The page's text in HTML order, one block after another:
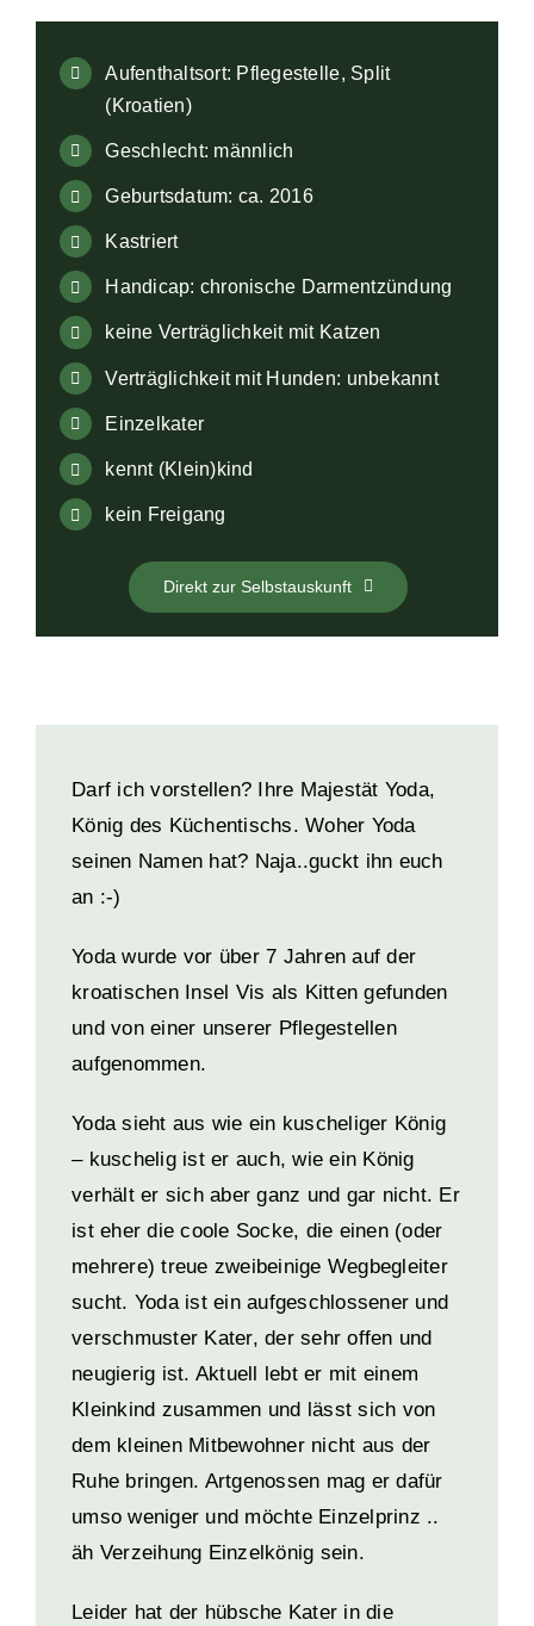
Aufenthaltsort: Pflegestelle, Split
(Kroatien)
Geschlecht: männlich
Geburtsdatum: ca. 2016
Kastriert
Handicap: chronische Darmentzündung
keine Verträglichkeit mit Katzen
Verträglichkeit mit Hunden: unbekannt
Einzelkater
kennt (Klein)kind
kein Freigang
Direkt zur Selbstauskunft
Darf ich vorstellen? Ihre Majestät Yoda,
König des Küchentischs. Woher Yoda
seinen Namen hat? Naja..guckt ihn euch
an :-)
Yoda wurde vor über 7 Jahren auf der
kroatischen Insel Vis als Kitten gefunden
und von einer unserer Pflegestellen
aufgenommen.
Yoda sieht aus wie ein kuscheliger König
– kuschelig ist er auch, wie ein König
verhält er sich aber ganz und gar nicht. Er
ist eher die coole Socke, die einen (oder
mehrere) treue zweibeinige Wegbegleiter
sucht. Yoda ist ein aufgeschlossener und
verschmuster Kater, der sehr offen und
neugierig ist. Aktuell lebt er mit einem
Kleinkind zusammen und lässt sich von
dem kleinen Mitbewohner nicht aus der
Ruhe bringen. Artgenossen mag er dafür
umso weniger und möchte Einzelprinz ..
äh Verzeihung Einzelkönig sein.
Leider hat der hübsche Kater in die